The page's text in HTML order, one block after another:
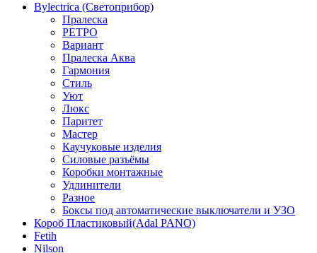
Bylectrica (Светоприбор)
Пралеска
РЕТРО
Вариант
Пралеска Аква
Гармония
Стиль
Уют
Люкс
Паритет
Мастер
Каучуковые изделия
Силовые разъёмы
Коробки монтажные
Удлинители
Разное
Боксы под автоматические выключатели и УЗО
Короб Пластиковый(Adal PANO)
Fetih
Nilson